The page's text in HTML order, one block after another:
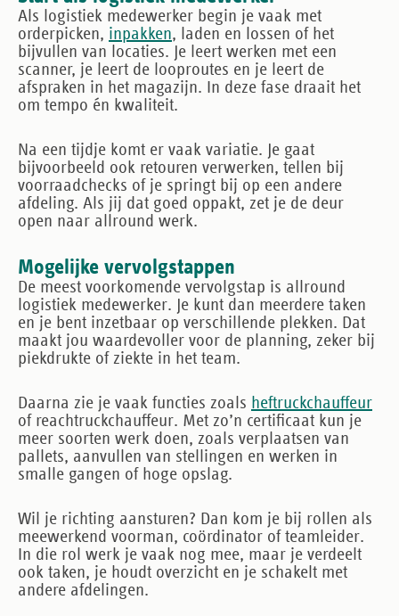
Als logistiek medewerker begin je vaak met
orderpicken, inpakken, laden en lossen of het
bijvullen van locaties. Je leert werken met een
scanner, je leert de looproutes en je leert de
afspraken in het magazijn. In deze fase draait het
om tempo én kwaliteit.
Na een tijdje komt er vaak variatie. Je gaat
bijvoorbeeld ook retouren verwerken, tellen bij
voorraadchecks of je springt bij op een andere
afdeling. Als jij dat goed oppakt, zet je de deur
open naar allround werk.
Mogelijke vervolgstappen
De meest voorkomende vervolgstap is allround
logistiek medewerker. Je kunt dan meerdere taken
en je bent inzetbaar op verschillende plekken. Dat
maakt jou waardevoller voor de planning, zeker bij
piekdrukte of ziekte in het team.
Daarna zie je vaak functies zoals heftruckchauffeur
of reachtruckchauffeur. Met zo’n certificaat kun je
meer soorten werk doen, zoals verplaatsen van
pallets, aanvullen van stellingen en werken in
smalle gangen of hoge opslag.
Wil je richting aansturen? Dan kom je bij rollen als
meewerkend voorman, coördinator of teamleider.
In die rol werk je vaak nog mee, maar je verdeelt
ook taken, je houdt overzicht en je schakelt met
andere afdelingen.